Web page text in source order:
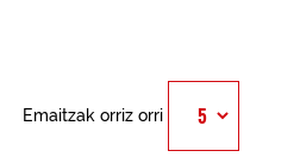
Emaitzak orriz orri